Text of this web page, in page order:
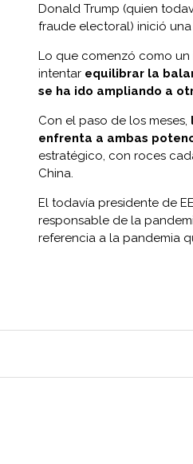
Donald Trump (quien
fraude electoral) inició una
Lo que comenzó como
intentar equilibrar la
se ha ido ampliando a
Con el paso de los meses,
enfrenta a ambas
estratégico, con roces
China.
El todavía presidente de
responsable de la
referencia a la pandemia